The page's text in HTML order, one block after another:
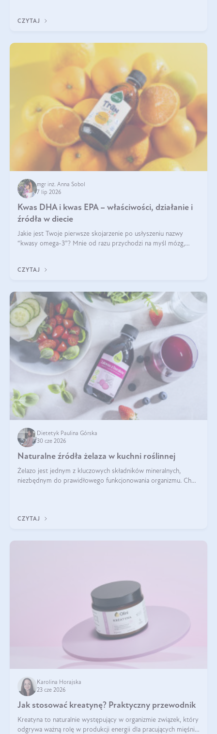
CZYTAJ
mgr inż. Anna Sobol
7 lip 2026
Kwas DHA i kwas EPA – właściwości, działanie i
źródła w diecie
Jakie jest Twoje pierwsze skojarzenie po usłyszeniu nazwy
“kwasy omega-3”? Mnie od razu przychodzi na myśl mózg,
EPA.
CZYTAJ
Dietetyk Paulina Górska
30 cze 2026
Naturalne źródła żelaza w kuchni roślinnej
Żelazo jest jednym z kluczowych składników mineralnych,
niezbędnym do prawidłowego funkcjonowania organizmu. Choć
CZYTAJ
Karolina Horajska
23 cze 2026
Jak stosować kreatynę? Praktyczny przewodnik
Kreatyna to naturalnie występujący w organizmie związek, który
odgrywa ważną rolę w produkcji energii dla pracujących mięśni.